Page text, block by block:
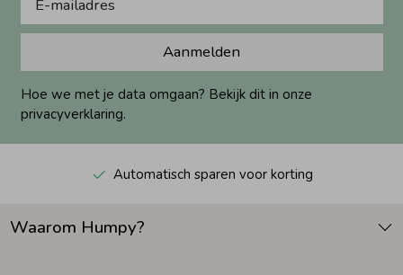
Aanmelden
Hoe we met je data omgaan? Bekijk dit in onze
privacyverklaring.
Automatisch sparen voor korting
Waarom Humpy?